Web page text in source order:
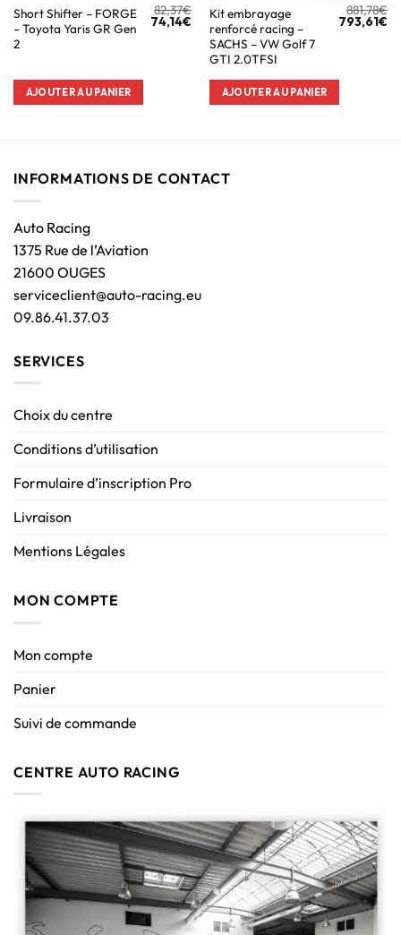
Short Shifter – FORGE
– Toyota Yaris GR Gen
2
82,37€
74,14€
AJOUTER AU PANIER
Kit embrayage
renforcé racing –
SACHS – VW Golf 7
GTI 2.0TFSI
881,78€
793,61€
AJOUTER AU PANIER
INFORMATIONS DE CONTACT
Auto Racing
1375 Rue de l’Aviation
21600 OUGES
serviceclient@auto-racing.eu
09.86.41.37.03
SERVICES
Choix du centre
Conditions d’utilisation
Formulaire d’inscription Pro
Livraison
Mentions Légales
MON COMPTE
Mon compte
Panier
Suivi de commande
CENTRE AUTO RACING